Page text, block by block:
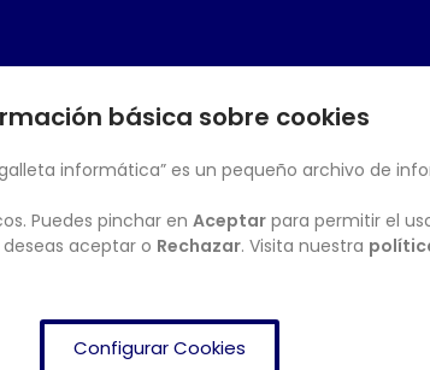
BOLETÍN
básica sobre cookies
informática” es un pequeño archivo de
Puedes pinchar en Aceptar para permitir el
aceptar o Rechazar. Visita nuestra
Configurar Cookies